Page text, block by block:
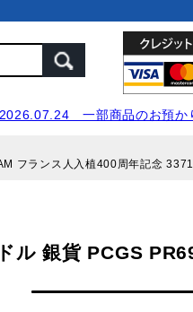
2026.07.24 一部商品のお預か
フランス人入植400周年記念
ル 銀貨 PCGS